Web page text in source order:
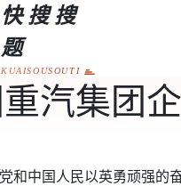
快搜搜
题
KUAISOUSOUTI
汽集团
和中国人民以英勇顽强的